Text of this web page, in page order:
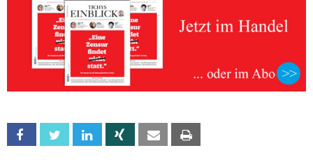
Facebook Twitter Linkedin Xing Email